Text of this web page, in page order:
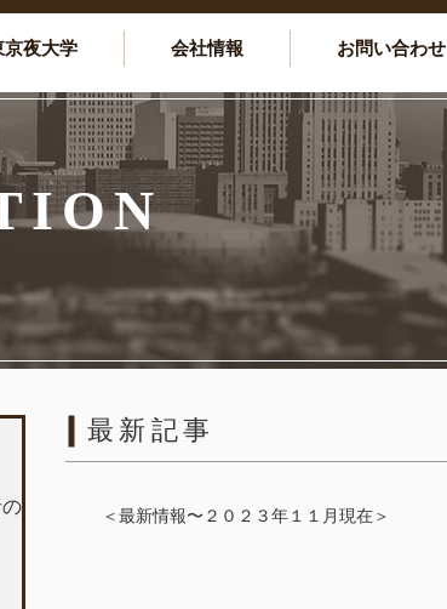
京夜大学 会社情報 お問い合わせ
最新記事
＜最新情報〜２０２３年１１月現在＞
み